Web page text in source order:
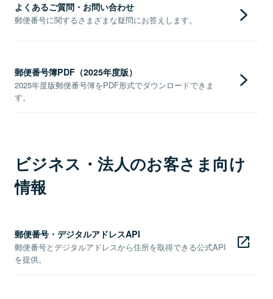
よくあるご質問・お問い合わせ
郵便番号に関するさまざまな疑問にお答えします。
郵便番号簿PDF（2025年度版）
2025年度版郵便番号簿をPDF形式でダウンロードできま
す。
ビジネス・法人のお客さま向け
情報
郵便番号・デジタルアドレスAPI
郵便番号とデジタルアドレスから住所を取得できる公式API
を提供。